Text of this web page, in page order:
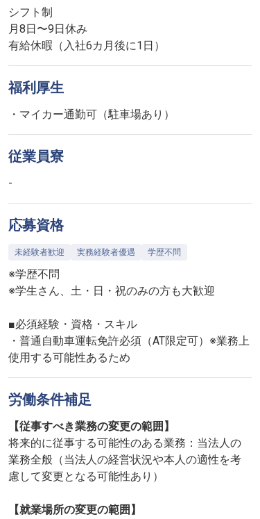
シフト制
月8日〜9日休み
有給休暇（入社6カ月後に1日）
福利厚生
・マイカー通勤可（駐車場あり）
従業員寮
-
応募資格
未経験者歓迎 実務経験者優遇 学歴不問
※学歴不問
※学生さん、土・日・祝のみの方も大歓迎
■必須経験・資格・スキル
・普通自動車運転免許必須（AT限定可）※業務上
使用する可能性あるため
労働条件補足
【従事すべき業務の変更の範囲】
将来的に従事する可能性のある業務：当法人の
業務全般（当法人の経営状況や本人の適性を考
慮して変更となる可能性あり）
【就業場所の変更の範囲】